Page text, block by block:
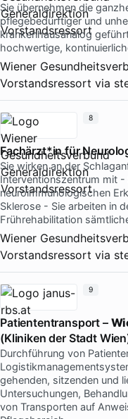
Sie übernehmen die
pflegebedürftiger und
krankenhausanalog
hochwertige,
Wiener
Vorstandsressort via
Fachärzt*in für
Sie wirken an der
Interventionszentrum mit
neuroimmunologischen
Sklerose - Sie arbeiten in
Frührehabilitation
Wiener
Vorstandsressort via
8
Patiententransport –
(Kliniken der Stadt
Durchführung von
gehenden, sitzenden und
Untersuchungen,
von Transporten auf
9